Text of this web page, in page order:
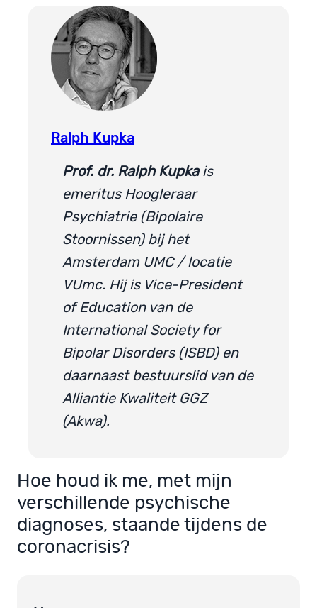
Ralph Kupka
Prof. dr. Ralph Kupkais
emeritus Hoogleraar
Psychiatrie (Bipolaire
Stoornissen) bij het
Amsterdam UMC / locatie
VUmc. Hij is Vice-President
of Education van de
International Society for
Bipolar Disorders (ISBD) en
daarnaast bestuurslid van de
Alliantie Kwaliteit GGZ
(Akwa).
Hoe houd ik me, met mijn
verschillende psychische
diagnoses, staande tijdens de
coronacrisis?